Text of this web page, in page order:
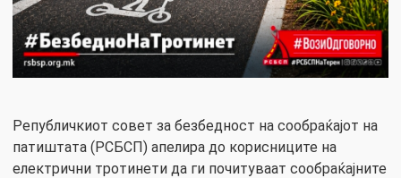
Републичкиот совет за безбедност на сообраќајот на
патиштата (РСБСП) апелира до корисниците на
електрични тротинети да ги почитуваат сообраќајните